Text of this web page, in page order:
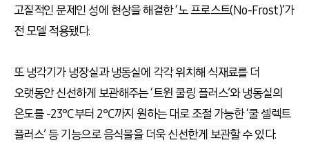
고질적인 문제인 성에 현상을 해결한 ‘노 프로스트(No-Frost)’가
전 모델 적용됐다.
또 냉각기가 냉장실과 냉동실에 각각 위치해 식재료를 더
오랫동안 신선하게 보관해주는 ‘트윈 쿨링 플러스’와 냉동실의
온도를 -23℃부터 2℃까지 원하는 대로 조절 가능한 ‘쿨 셀렉트
플러스’ 등 기능으로 음식물을 더욱 신선한게 보관할 수 있다.